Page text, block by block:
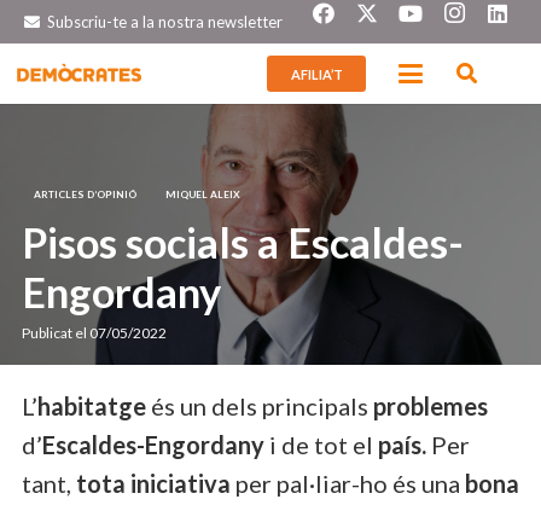
Subscriu-te a la nostra newsletter
AFILIA’T
ARTICLES D’OPINIÓ MIQUEL ALEIX
Pisos socials a Escaldes-
Engordany
Publicat el 07/05/2022
L’habitatge és un dels principals problemes
d’Escaldes-Engordany i de tot el país. Per
tant, tota iniciativa per pal·liar-ho és una bona